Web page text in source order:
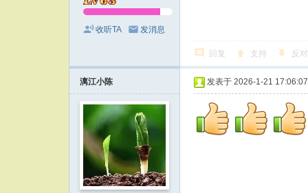
收听TA 发消息
回复 支持 反对
漓江小陈 发表于 2026-1-21 17:06:07